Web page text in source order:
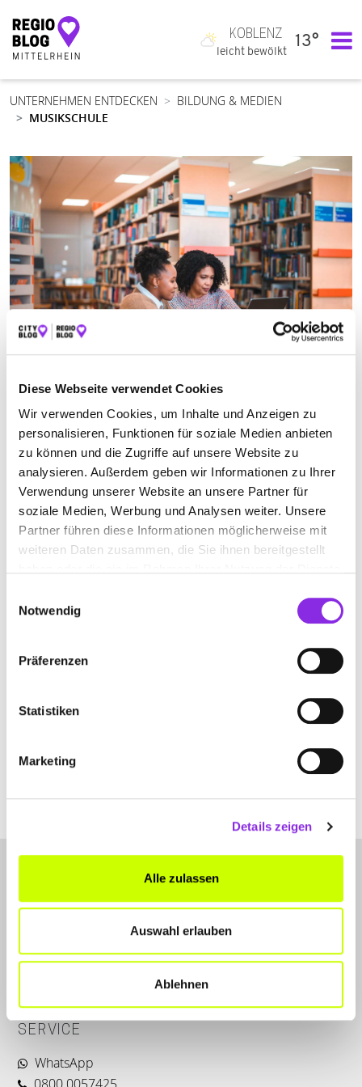
Diese Webseite verwendet Cookies
Wir verwenden Cookies, um Inhalte und Anzeigen zu
personalisieren, Funktionen für soziale Medien anbieten
zu können und die Zugriffe auf unsere Website zu
analysieren. Außerdem geben wir Informationen zu Ihrer
Verwendung unserer Website an unsere Partner für
soziale Medien, Werbung und Analysen weiter. Unsere
Partner führen diese Informationen möglicherweise mit
weiteren Daten zusammen, die Sie ihnen bereitgestellt
Notwendig
Präferenzen
Statistiken
Marketing
Details zeigen
Alle zulassen
Auswahl erlauben
Ablehnen
Hauptnavigation
KOBLENZ
leicht bewölkt
13°
UNTERNEHMEN ENTDECKEN
BILDUNG & MEDIEN
MUSIKSCHULE
MUSIKSCHULE
Suchen nach
Finden
MODERN MUSIC SCHOOL
Am Eichelgärtchen 34
Kontakt
SERVICE
WhatsApp